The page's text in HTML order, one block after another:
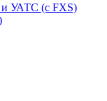
и УАТС (с FXS)